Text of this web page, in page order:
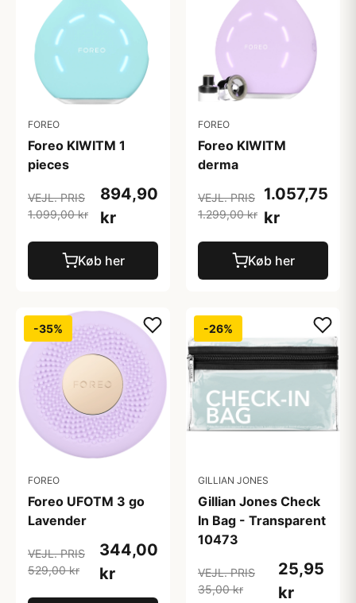
FOREO
Foreo KIWITM 1
pieces
VEJL. PRIS
1.099,00 kr
894,90
kr
Køb her
FOREO
Foreo KIWITM
derma
VEJL. PRIS
1.299,00 kr
1.057,75
kr
Køb her
-35%
FOREO
Foreo UFOTM 3 go
Lavender
VEJL. PRIS
529,00 kr
344,00
kr
-26%
GILLIAN JONES
Gillian Jones Check
In Bag - Transparent
10473
VEJL. PRIS
35,00 kr
25,95
kr